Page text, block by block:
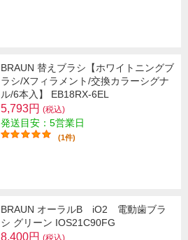
BRAUN 替えブラシ【ホワイトニングブ
ラシ/Xフィラメント/交換カラーシグナ
ル/6本入】 EB18RX-6EL
5,793円 (税込)
発送目安：5営業日
(1件)
BRAUN オーラルB iO2 電動歯ブラ
シ グリーン IOS21C90FG
8,400円